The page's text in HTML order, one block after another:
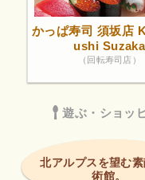
かっぱ寿司 須坂店
ushi Suzaka
（回転寿司店）
遊ぶ・ショッ
北アルプスを望む
術館。